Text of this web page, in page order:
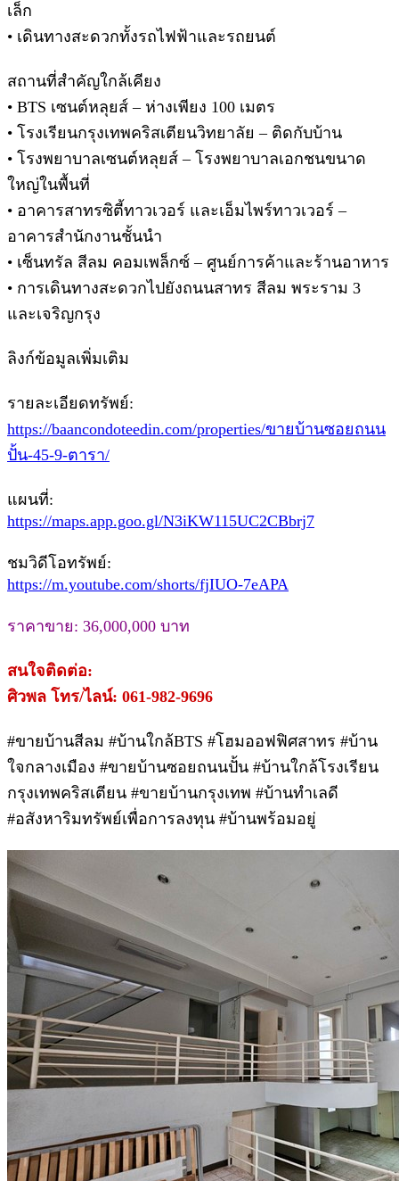
เล็ก
• เดินทางสะดวกทั้งรถไฟฟ้าและรถยนต์
สถานที่สำคัญใกล้เคียง
• BTS เซนต์หลุยส์ – ห่างเพียง 100 เมตร
• โรงเรียนกรุงเทพคริสเตียนวิทยาลัย – ติดกับบ้าน
• โรงพยาบาลเซนต์หลุยส์ – โรงพยาบาลเอกชนขนาด
ใหญ่ในพื้นที่
• อาคารสาทรซิตี้ทาวเวอร์ และเอ็มไพร์ทาวเวอร์ –
อาคารสำนักงานชั้นนำ
• เซ็นทรัล สีลม คอมเพล็กซ์ – ศูนย์การค้าและร้านอาหาร
• การเดินทางสะดวกไปยังถนนสาทร สีลม พระราม 3
และเจริญกรุง
ลิงก์ข้อมูลเพิ่มเติม
รายละเอียดทรัพย์:
https://baancondoteedin.com/properties/ขายบ้านซอยถนน
ปั้น-45-9-ตารา/
แผนที่:
https://maps.app.goo.gl/N3iKW115UC2CBbrj7
ชมวิดีโอทรัพย์:
https://m.youtube.com/shorts/fjIUO-7eAPA
ราคาขาย: 36,000,000 บาท
สนใจติดต่อ:
ศิวพล โทร/ไลน์: 061-982-9696
#ขายบ้านสีลม #บ้านใกล้BTS #โฮมออฟฟิศสาทร #บ้าน
ใจกลางเมือง #ขายบ้านซอยถนนปั้น #บ้านใกล้โรงเรียน
กรุงเทพคริสเตียน #ขายบ้านกรุงเทพ #บ้านทำเลดี
#อสังหาริมทรัพย์เพื่อการลงทุน #บ้านพร้อมอยู่